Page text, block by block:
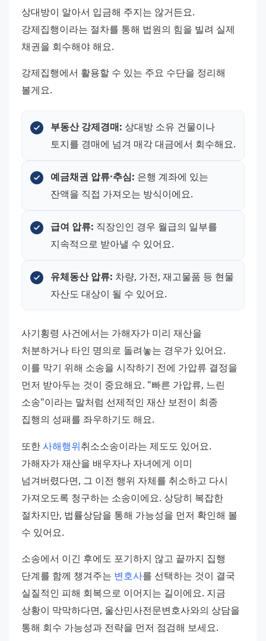
상대방이 알아서 입금해 주지는 않거든요.
강제집행이라는 절차를 통해 법원의 힘을 빌려 실제
채권을 회수해야 해요.
강제집행에서 활용할 수 있는 주요 수단을 정리해
볼게요.
부동산 강제경매: 상대방 소유 건물이나
토지를 경매에 넘겨 매각 대금에서 회수해요.
예금채권 압류·추심: 은행 계좌에 있는
잔액을 직접 가져오는 방식이에요.
급여 압류: 직장인인 경우 월급의 일부를
지속적으로 받아낼 수 있어요.
유체동산 압류: 차량, 가전, 재고물품 등 현물
자산도 대상이 될 수 있어요.
사기횡령 사건에서는 가해자가 미리 재산을
처분하거나 타인 명의로 돌려놓는 경우가 있어요.
이를 막기 위해 소송을 시작하기 전에 가압류 결정을
먼저 받아두는 것이 중요해요. "빠른 가압류, 느린
소송"이라는 말처럼 선제적인 재산 보전이 최종
집행의 성패를 좌우하기도 해요.
또한 사해행위취소소송이라는 제도도 있어요.
가해자가 재산을 배우자나 자녀에게 이미
넘겨버렸다면, 그 이전 행위 자체를 취소하고 다시
가져오도록 청구하는 소송이에요. 상당히 복잡한
절차지만, 법률상담을 통해 가능성을 먼저 확인해 볼
수 있어요.
소송에서 이긴 후에도 포기하지 않고 끝까지 집행
단계를 함께 챙겨주는 변호사를 선택하는 것이 결국
실질적인 피해 회복으로 이어지는 길이에요. 지금
상황이 막막하다면, 울산민사전문변호사와의 상담을
통해 회수 가능성과 전략을 먼저 점검해 보세요.